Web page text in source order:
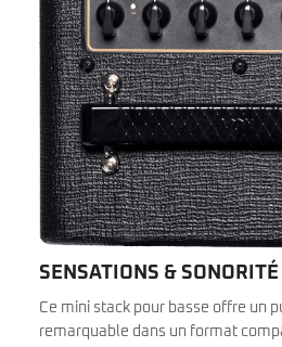
SENSATIONS & SONORITÉ
Ce mini stack pour basse offre un
remarquable dans un format